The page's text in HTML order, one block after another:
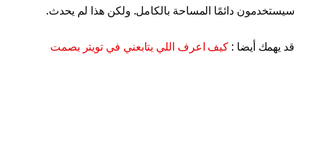
سيستخدمون دائمًا المساحة بالكامل. ولكن هذا لم يحدث.
قد يهمك أيضا : كيف اعرف اللي يتابعني في تويتر بصمت